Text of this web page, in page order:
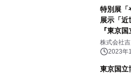
特別展
展示「近
『東京
50選―江
月刊行
株式会社
2023年
東京国